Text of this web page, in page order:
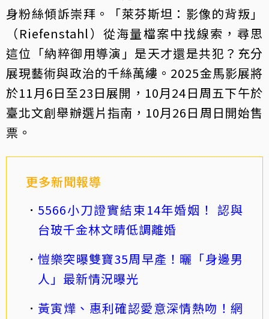
身粉絲傾訴崇拜。「萊芬斯坦：影像的背叛」
（Riefenstahl）從海量檔案中找線索，尋思
這位「納粹御用導演」是天才還是共犯？充分
展現藝術與政治的千絲萬縷。2025金馬影展將
於11月6日至23日展開，10月24日周五下午於
臺北文創舉辦選片指南，10月26日周日開始售
票。
更多新聞報導
5566小刀證實結束14年婚姻！ 認與
台玻千金林文晴低調離婚
愷樂突曝雙寶35周早產！曬「身邊男
人」最新情況曝光
黃寅燁、惠利確認愛意深情熱吻！網